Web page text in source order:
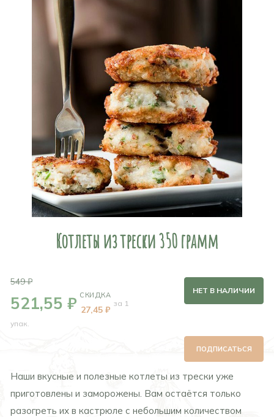
Котлеты из трески 350 грамм
549 ₽
521,55 ₽ СКИДКА
27,45 ₽
за 1
упак.
НЕТ В НАЛИЧИИ
ПОДПИСАТЬСЯ
Наши вкусные и полезные котлеты из трески уже
приготовлены и заморожены. Вам остаётся только
разогреть их в кастрюле с небольшим количеством